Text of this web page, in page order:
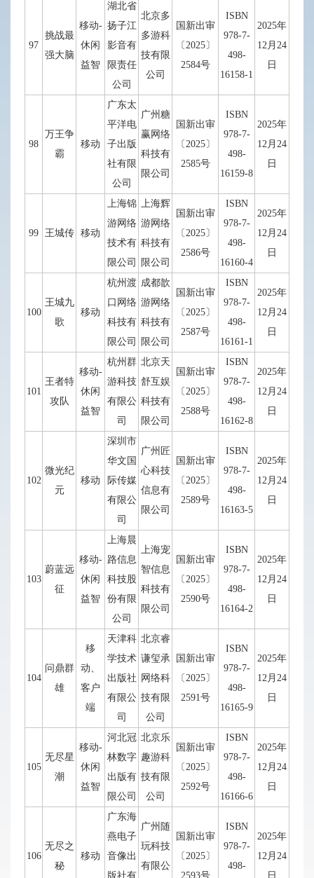
97
挑战最
强大脑
移动-
休闲
益智
湖北省
扬子江
影音有
限责任
公司
北京多
多游科
技有限
公司
国新出审
〔2025〕
2584号
ISBN
978-7-
498-
16158-1
2025年
12月24
日
98
万王争
霸
移动
广东太
平洋电
子出版
社有限
公司
广州糖
赢网络
科技有
限公司
国新出审
〔2025〕
2585号
ISBN
978-7-
498-
16159-8
2025年
12月24
日
99 王城传 移动
上海锦
游网络
技术有
限公司
上海辉
游网络
科技有
限公司
国新出审
〔2025〕
2586号
ISBN
978-7-
498-
16160-4
2025年
12月24
日
100
王城九
歌
移动
杭州渡
口网络
科技有
限公司
成都歆
游网络
科技有
限公司
国新出审
〔2025〕
2587号
ISBN
978-7-
498-
16161-1
2025年
12月24
日
101
王者特
攻队
移动-
休闲
益智
杭州群
游科技
有限公
司
北京天
舒互娱
科技有
限公司
国新出审
〔2025〕
2588号
ISBN
978-7-
498-
16162-8
2025年
12月24
日
102
微光纪
元
移动
深圳市
华文国
际传媒
有限公
司
广州匠
心科技
信息有
限公司
国新出审
〔2025〕
2589号
ISBN
978-7-
498-
16163-5
2025年
12月24
日
103
蔚蓝远
征
移动-
休闲
益智
上海晨
路信息
科技股
份有限
公司
上海宠
智信息
科技有
限公司
国新出审
〔2025〕
2590号
ISBN
978-7-
498-
16164-2
2025年
12月24
日
104
问鼎群
雄
移
动、
客户
端
天津科
学技术
出版社
有限公
司
北京睿
谦玺承
网络科
技有限
公司
国新出审
〔2025〕
2591号
ISBN
978-7-
498-
16165-9
2025年
12月24
日
105
无尽星
潮
移动-
休闲
益智
河北冠
林数字
出版有
限公司
北京乐
趣游科
技有限
公司
国新出审
〔2025〕
2592号
ISBN
978-7-
498-
16166-6
2025年
12月24
日
106
无尽之
秘
移动
广东海
燕电子
音像出
版社有
广州随
玩科技
有限公
国新出审
〔2025〕
2593号
ISBN
978-7-
498-
2025年
12月24
日